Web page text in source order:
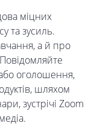
міцних
та зусиль.
а й про
оголошення,
шляхом
зустрічі Zoom